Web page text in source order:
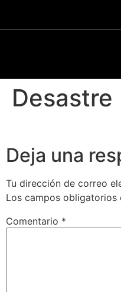
Desastre
Deja una
Tu dirección de correo
Los campos obligatorios
Comentario *